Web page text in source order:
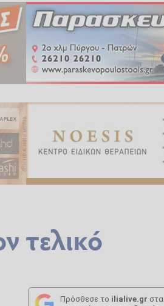
τελικό
Πρόσθεσε το ilialive.gr στα